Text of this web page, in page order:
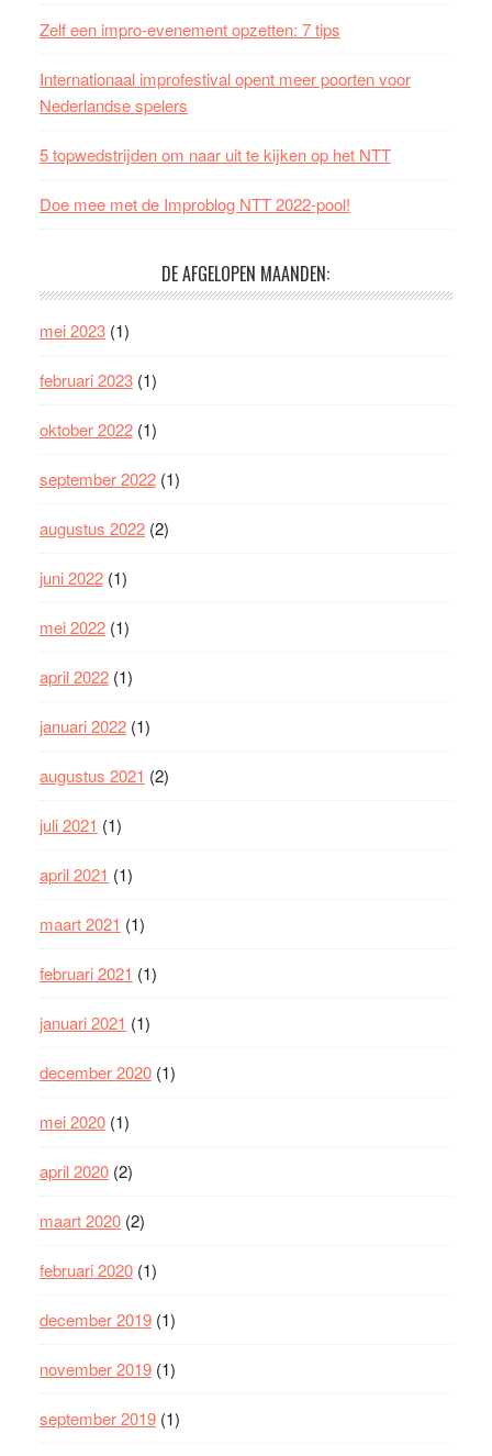
Zelf een impro-evenement opzetten: 7 tips
Internationaal improfestival opent meer poorten voor
Nederlandse spelers
5 topwedstrijden om naar uit te kijken op het NTT
Doe mee met de Improblog NTT 2022-pool!
DE AFGELOPEN MAANDEN:
mei 2023(1)
februari 2023(1)
oktober 2022(1)
september 2022(1)
augustus 2022(2)
juni 2022(1)
mei 2022(1)
april 2022(1)
januari 2022(1)
augustus 2021 (2)
juli 2021 (1)
april 2021 (1)
maart 2021 (1)
februari 2021 (1)
januari 2021 (1)
december 2020(1)
mei 2020(1)
april 2020(2)
maart 2020(2)
februari 2020(1)
december 2019(1)
november 2019(1)
september 2019(1)